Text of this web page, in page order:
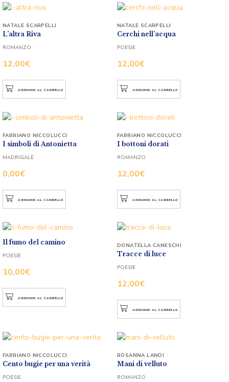
L’altra Riva
12,00€
NATALE SCARPELLI
ROMANZO
AGGIUNGI AL CARRELLO
Cerchi nell’acqua
12,00€
NATALE SCARPELLI
POESIE
AGGIUNGI AL CARRELLO
I simboli di Antonietta
0,00€
FABRIANO NICCOLUCCI
MADRIGALE
AGGIUNGI AL CARRELLO
I bottoni dorati
12,00€
FABRIANO NICCOLUCCI
ROMANZO
AGGIUNGI AL CARRELLO
Il fumo del camino
10,00€
POESIE
AGGIUNGI AL CARRELLO
Tracce di luce
12,00€
DONATELLA CANESCHI
POESIE
AGGIUNGI AL CARRELLO
Cento bugie per una verità
FABRIANO NICCOLUCCI
POESIE
Mani di velluto
ROSANNA LANDI
ROMANZO